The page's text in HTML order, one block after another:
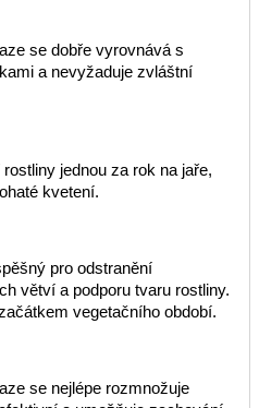
se dobře vyrovnává s
a nevyžaduje zvláštní
jednou za rok na jaře,
kvetení.
pro odstranění
větví a podporu tvaru rostliny.
vegetačního období.
se nejlépe rozmnožuje